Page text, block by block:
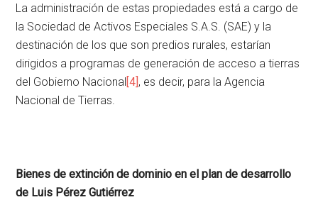
La administración de estas propiedades está a cargo de
la Sociedad de Activos Especiales S.A.S. (SAE) y la
destinación de los que son predios rurales, estarían
dirigidos a programas de generación de acceso a tierras
del Gobierno Nacional[4], es decir, para la Agencia
Nacional de Tierras.
Bienes de extinción de dominio en el plan de desarrollo
de Luis Pérez Gutiérrez